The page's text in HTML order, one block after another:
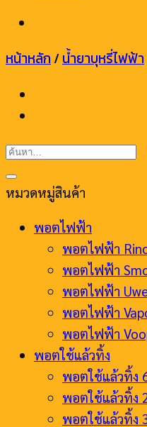
หน้าหลัก/น้ำยาบุหรี่ไฟฟ้า
ค้นหา:
หมวดหมู่สินค้า
พอตไฟฟ้า
พอตไฟฟ้า
พอตไฟฟ้า
พอตไฟฟ้า
พอตไฟฟ้า
พอตไฟฟ้า
พอตใช้แล้วทิ้ง
พอตใช้แล้วทิ้ง
พอตใช้แล้วทิ้ง
พอตใช้แล้วทิ้ง